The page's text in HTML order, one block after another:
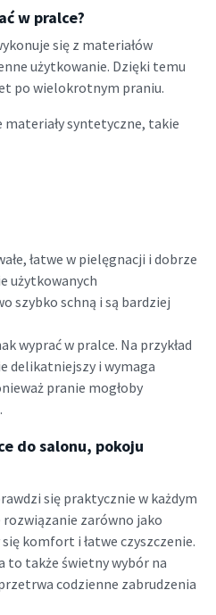
w pralce?
się z materiałów
użytkowanie. Dzięki temu
po wielokrotnym praniu.
syntetyczne, takie
łatwe w pielęgnacji i dobrze
użytkowanych
szybko schną i są bardziej
wyprać w pralce. Na przykład
delikatniejszy i wymaga
pranie mogłoby
do salonu, pokoju
się praktycznie w każdym
zarówno jako
komfort i łatwe czyszczenie.
to także świetny wybór na
codzienne zabrudzenia